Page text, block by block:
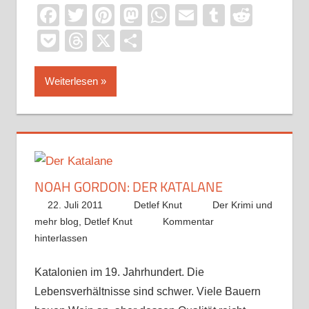
Facebook
TwitterPinterest
Mastodon
WhatsApp
EmailTumblr
PocketThreads
X
Weiterlesen
NOAH GORDON: DER KATALANE
22. Juli 2011 Detlef Knut
Der Krimi und
mehr blog
Detlef Knut
Kommentar
hinterlassen
Katalonien im 19. Jahrhundert. Die
Lebensverhältnisse sind schwer. Viele Bauern